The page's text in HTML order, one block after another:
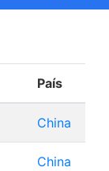
País
China
China